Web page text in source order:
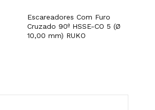
Escareadores Com Furo
Cruzado 90º HSSE-CO 5 (Ø
10,00 mm) RUKO